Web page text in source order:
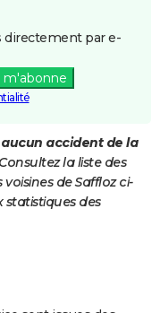
directement par e-
m'abonne
aucun accident de la
la liste des
de Saffloz ci-
des